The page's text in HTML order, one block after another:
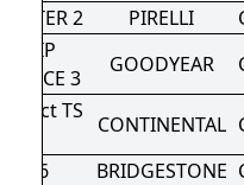
2
PIRELLI
3
GOODYEAR
TS
CONTINENTAL
6
BRIDGESTONE